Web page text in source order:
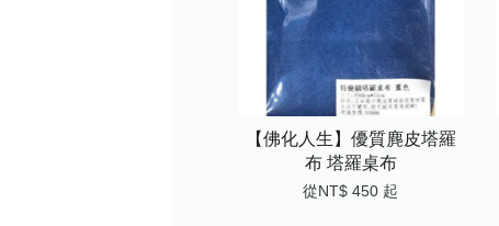
【佛化人生】優質麂皮塔羅
布 塔羅桌布
從 NT$ 450 起